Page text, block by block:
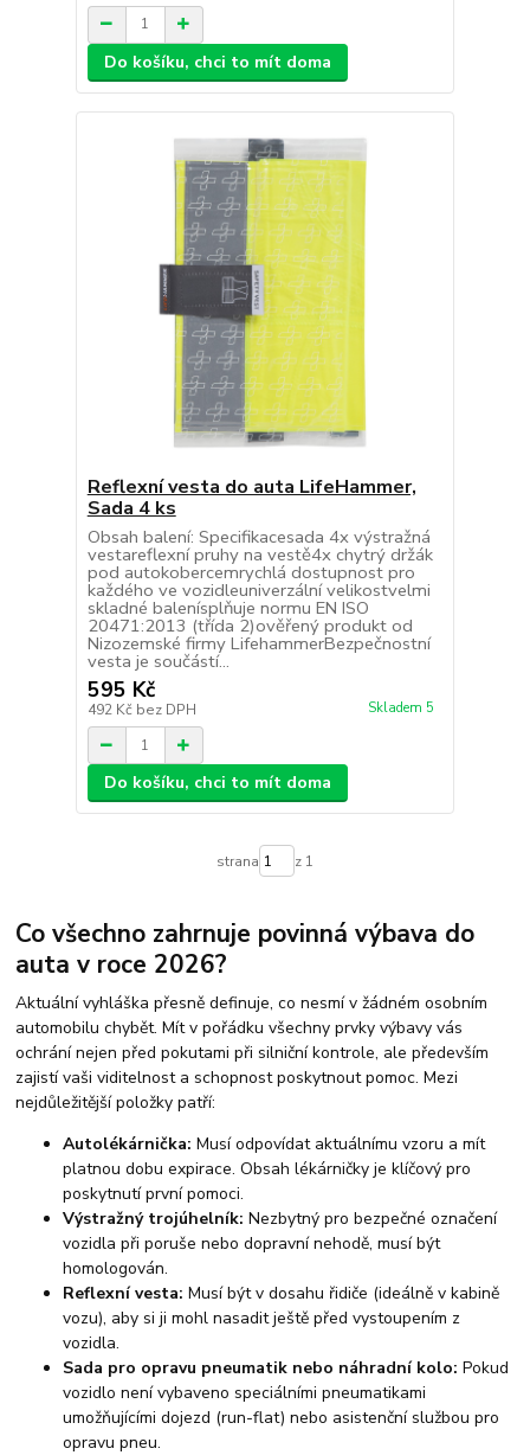
Do košíku, chci to mít doma
Reflexní vesta do auta LifeHammer,
Sada 4 ks
Obsah balení: Specifikacesada 4x výstražná
vestareflexní pruhy na vestě4x chytrý držák
pod autokobercemrychlá dostupnost pro
každého ve vozidleuniverzální velikostvelmi
skladné balenísplňuje normu EN ISO
20471:2013 (třída 2)ověřený produkt od
Nizozemské firmy LifehammerBezpečnostní
vesta je součástí...
595 Kč
492 Kč bez DPH Skladem 5
Do košíku, chci to mít doma
strana z 1
Co všechno zahrnuje povinná výbava do
auta v roce 2026?
Aktuální vyhláška přesně definuje, co nesmí v žádném osobním
automobilu chybět. Mít v pořádku všechny prvky výbavy vás
ochrání nejen před pokutami při silniční kontrole, ale především
zajistí vaši viditelnost a schopnost poskytnout pomoc. Mezi
nejdůležitější položky patří:
Autolékárnička: Musí odpovídat aktuálnímu vzoru a mít
platnou dobu expirace. Obsah lékárničky je klíčový pro
poskytnutí první pomoci.
Výstražný trojúhelník: Nezbytný pro bezpečné označení
vozidla při poruše nebo dopravní nehodě, musí být
homologován.
Reflexní vesta: Musí být v dosahu řidiče (ideálně v kabině
vozu), aby si ji mohl nasadit ještě před vystoupením z
vozidla.
Sada pro opravu pneumatik nebo náhradní kolo: Pokud
vozidlo není vybaveno speciálními pneumatikami
umožňujícími dojezd (run-flat) nebo asistenční službou pro
opravu pneu.